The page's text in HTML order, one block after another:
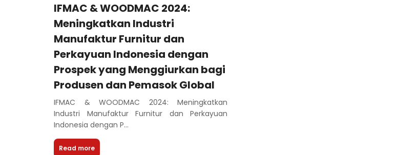
IFMAC & WOODMAC 2024:
Meningkatkan Industri
Manufaktur Furnitur dan
Perkayuan Indonesia dengan
Prospek yang Menggiurkan bagi
Produsen dan Pemasok Global
IFMAC & WOODMAC 2024: Meningkatkan
Industri Manufaktur Furnitur dan Perkayuan
Indonesia dengan P...
Read more